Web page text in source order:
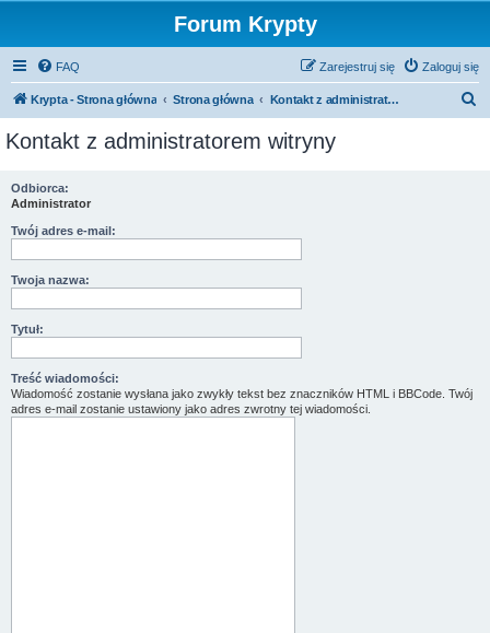
Forum Krypty
FAQ Zaloguj się
Zarejestruj się
Krypta - Strona główna Strona główna Kontakt z administratorem witryny
Kontakt z administratorem witryny
Odbiorca:
Administrator
Twój adres e-mail:
Twoja nazwa:
Tytuł:
Treść wiadomości:
Wiadomość zostanie wysłana jako zwykły tekst bez znaczników HTML i BBCode. Twój
adres e-mail zostanie ustawiony jako adres zwrotny tej wiadomości.